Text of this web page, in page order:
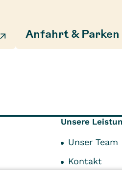
Anfahrt & Parken
Unsere
Unser Team
Kontakt